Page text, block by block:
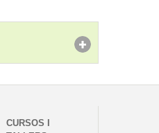
CURSOS I